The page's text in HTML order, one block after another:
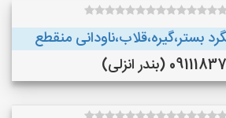
بستر،گیره،قلاب،ناودانی منقطع
(بندر انزلی)